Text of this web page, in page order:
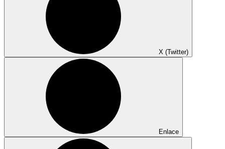
X (Twitter)
Enlace